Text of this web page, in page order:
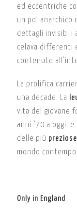
ed eccentriche
un po’
dettagli invisibili
celava differenti
contenute
La prolifica
una decade. La
vita del giovane
anni ’70 a oggi
delle più
mondo
Only in England